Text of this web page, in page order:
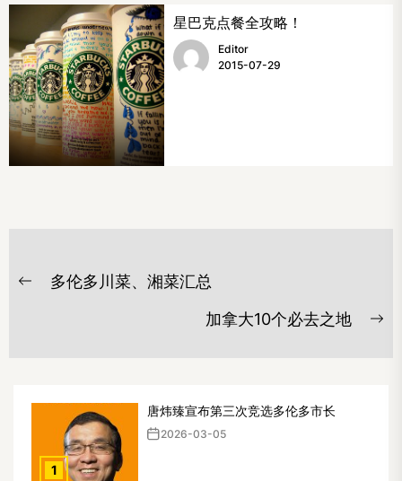
星巴克点餐全攻略！
Editor
2015-07-29
文
章Previous
多伦多川菜、湘菜汇总
加拿大10个必去之地
1
唐炜臻宣布第三次竞选多伦多市长
2026-03-05